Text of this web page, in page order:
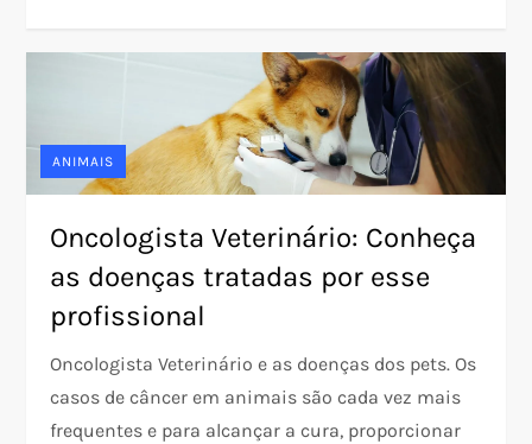
ANIMAIS
Oncologista Veterinário: Conheça
as doenças tratadas por esse
profissional
Oncologista Veterinário e as doenças dos pets. Os
casos de câncer em animais são cada vez mais
frequentes e para alcançar a cura, proporcionar